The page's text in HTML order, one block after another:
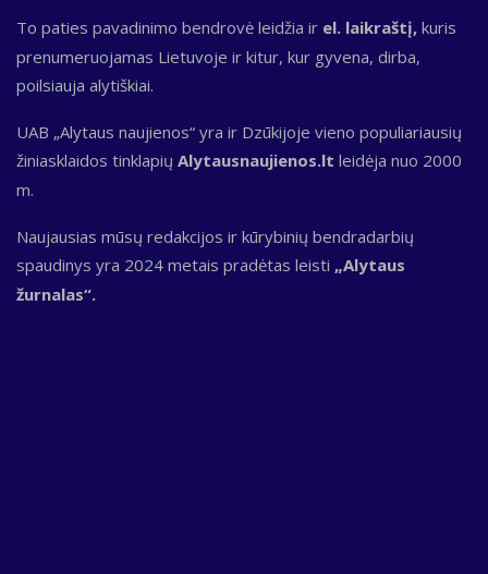
To paties pavadinimo bendrovė leidžia ir el. laikraštį, kuris
prenumeruojamas Lietuvoje ir kitur, kur gyvena, dirba,
poilsiauja alytiškiai.
UAB „Alytaus naujienos“ yra ir Dzūkijoje vieno populiariausių
žiniasklaidos tinklapių Alytausnaujienos.lt leidėja nuo 2000
m.
Naujausias mūsų redakcijos ir kūrybinių bendradarbių
spaudinys yra 2024 metais pradėtas leisti „Alytaus
žurnalas“.